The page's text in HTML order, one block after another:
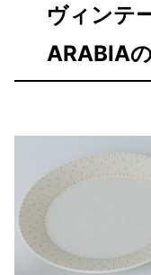
ヴィンテ
ARABIA